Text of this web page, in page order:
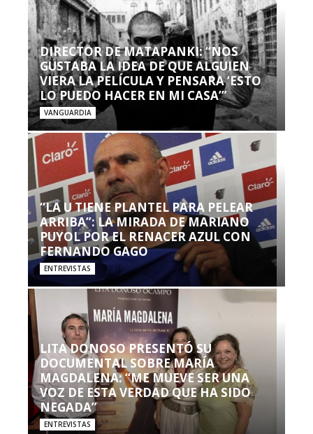
DIRECTOR DE MATAPANKI: “NOS
GUSTABA LA IDEA DE QUE ALGUIEN
VIERA LA PELÍCULA Y PENSARA ‘ESTO
LO PUEDO HACER EN MI CASA’”
VANGUARDIA
“LA U TIENE PLANTEL PARA PELEAR
ARRIBA”: LA MIRADA DE MARIANO
PUYOL POR EL RENACER AZUL CON
FERNANDO GAGO
ENTREVISTAS
LITA DONOSO PRESENTÓ SU
DOCUMENTAL SOBRE MARÍA
MAGDALENA: “ME MUEVE SER UNA
VOZ DE ESTA VERDAD QUE HA SIDO
NEGADA”
ENTREVISTAS